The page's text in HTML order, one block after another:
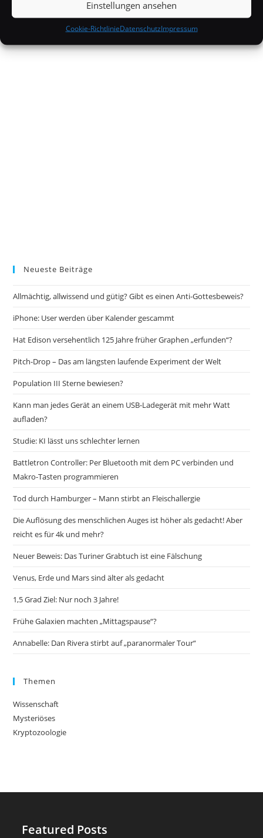
Einstellungen ansehen
Cookie-RichtlinieDatenschutzImpressum
Neueste Beiträge
Allmächtig, allwissend und gütig? Gibt es einen Anti-Gottesbeweis?
iPhone: User werden über Kalender gescammt
Hat Edison versehentlich 125 Jahre früher Graphen „erfunden“?
Pitch-Drop – Das am längsten laufende Experiment der Welt
Population III Sterne bewiesen?
Kann man jedes Gerät an einem USB-Ladegerät mit mehr Watt
aufladen?
Studie: KI lässt uns schlechter lernen
Battletron Controller: Per Bluetooth mit dem PC verbinden und
Makro-Tasten programmieren
Tod durch Hamburger – Mann stirbt an Fleischallergie
Die Auflösung des menschlichen Auges ist höher als gedacht! Aber
reicht es für 4k und mehr?
Neuer Beweis: Das Turiner Grabtuch ist eine Fälschung
Venus, Erde und Mars sind älter als gedacht
1,5 Grad Ziel: Nur noch 3 Jahre!
Frühe Galaxien machten „Mittagspause“?
Annabelle: Dan Rivera stirbt auf „paranormaler Tour“
Themen
Wissenschaft
Mysteriöses
Kryptozoologie
Featured Posts